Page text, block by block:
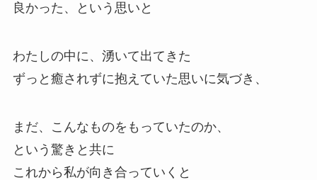
良かった、という思いと
わたしの中に、湧いて出てきた
ずっと癒されずに抱えていた思いに気づき、
まだ、こんなものをもっていたのか、
という驚きと共に
これから私が向き合っていくと